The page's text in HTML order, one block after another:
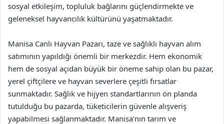
sosyal etkileşim, topluluk bağlarını güçlendirmekte ve
geleneksel hayvancılık kültürünü yaşatmaktadır.
Manisa Canlı Hayvan Pazarı, taze ve sağlıklı hayvan alım
satımının yapıldığı önemli bir merkezdir. Hem ekonomik
hem de sosyal açıdan büyük bir öneme sahip olan bu pazar,
yerel çiftçilere ve hayvan severlere çeşitli fırsatlar
sunmaktadır. Sağlık ve hijyen standartlarının ön planda
tutulduğu bu pazarda, tüketicilerin güvenle alışveriş
yapabilmesi sağlanmaktadır. Manisa’nın tarım ve